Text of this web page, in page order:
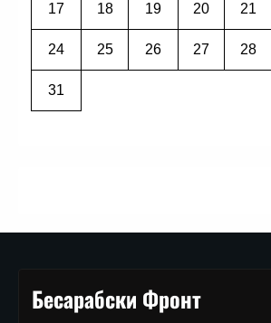
17 18 19 20 21
24 25 26 27 28
31
Бесарабски Фронт